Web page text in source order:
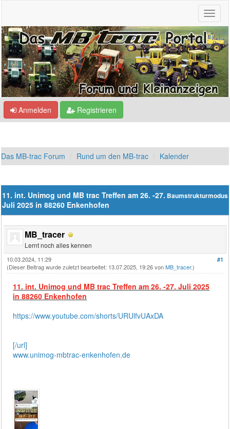
Anmelden Registrieren
Das MB-trac Forum Rund um den MB-trac Kalender
Baumstrukturmodus
11. int. Unimog und MB trac Treffen am 26. -27.
Juli 2025 in 88260 Enkenhofen
MB_tracer
Lernt noch alles kennen
#1
10.03.2024, 11:29
(Dieser Beitrag wurde zuletzt bearbeitet: 13.07.2025, 19:26 vonMB_tracer.)
11. int. Unimog und MB trac Treffen am 26. -27. Juli 2025
in 88260 Enkenhofen
https://www.youtube.com/shorts/URUlfvUAxDA
[/url]
www.unimog-mbtrac-enkenhofen.de